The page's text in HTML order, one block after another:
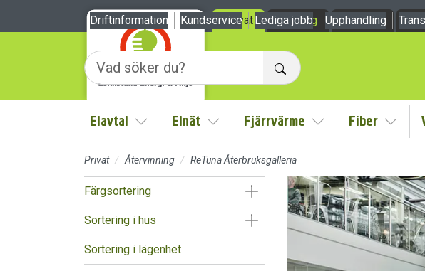
Till sidans huvudinnehåll
Privat
Företag Om oss
Sök
Elavtal Visa/Göm undermeny
Elnät Visa/Göm undermeny
Fjärrvärme Visa/Göm undermeny
Fiber Visa/
Driftinformation Kundservice Lediga jobb Upphandling
Privat Återvinning ReTuna Återbruksgalleria
Färgsortering Visa/Göm undermeny
Sortering i hus Visa/Göm undermeny
Sortering i lägenhet